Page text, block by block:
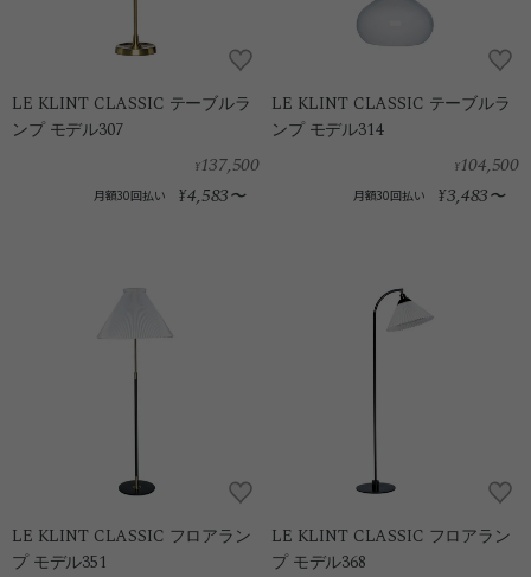
LE KLINT CLASSIC テーブルラ
ンプ モデル307
¥137,500
月額30回払い ¥4,583〜
LE KLINT CLASSIC テーブルラ
ンプ モデル314
¥104,500
月額30回払い ¥3,483〜
LE KLINT CLASSIC フロアラン
プ モデル351
LE KLINT CLASSIC フロアラン
プ モデル368